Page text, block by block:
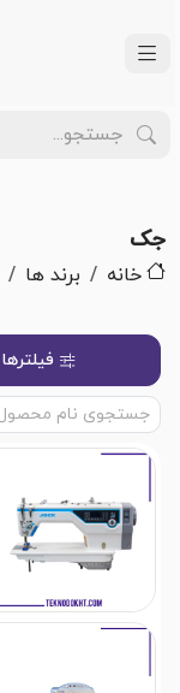
جک
خانه برند ها
فیلترها